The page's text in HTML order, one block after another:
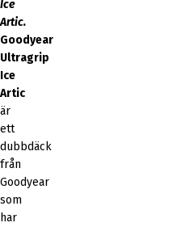
Ice
Artic.
Goodyear
Ultragrip
Ice
Artic
är
ett
dubbdäck
från
Goodyear
som
har